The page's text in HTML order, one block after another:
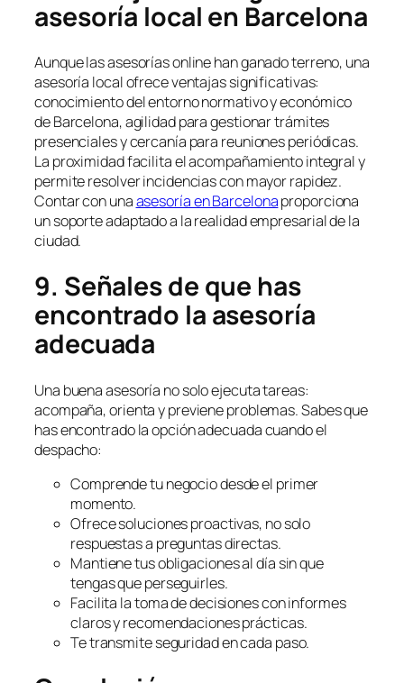
asesoría local en Barcelona
Aunque las asesorías online han ganado terreno, una
asesoría local ofrece ventajas significativas:
conocimiento del entorno normativo y económico
de Barcelona, agilidad para gestionar trámites
presenciales y cercanía para reuniones periódicas.
La proximidad facilita el acompañamiento integral y
permite resolver incidencias con mayor rapidez.
Contar con unaasesoría en Barcelonaproporciona
un soporte adaptado a la realidad empresarial de la
ciudad.
9. Señales de que has
encontrado la asesoría
adecuada
Una buena asesoría no solo ejecuta tareas:
acompaña, orienta y previene problemas. Sabes que
has encontrado la opción adecuada cuando el
despacho:
Comprende tu negocio desde el primer
momento.
Ofrece soluciones proactivas, no solo
respuestas a preguntas directas.
Mantiene tus obligaciones al día sin que
tengas que perseguirles.
Facilita la toma de decisiones con informes
claros y recomendaciones prácticas.
Te transmite seguridad en cada paso.